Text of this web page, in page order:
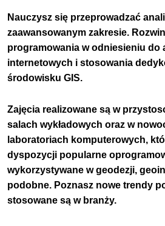
Nauczysz się przeprowadzać
zaawansowanym zakresie.
programowania w odniesieniu do
internetowych i stosowania
środowisku GIS.
Zajęcia realizowane są w
salach wykładowych oraz w
laboratoriach komputerowych,
dyspozycji popularne
wykorzystywane w geodezji,
podobne. Poznasz nowe trendy
stosowane są w branży.